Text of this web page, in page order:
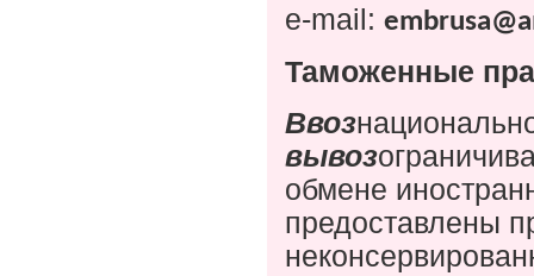
e-mail: embrusa@
Таможенные
Ввоз
вывоз
обмене
предоставлены